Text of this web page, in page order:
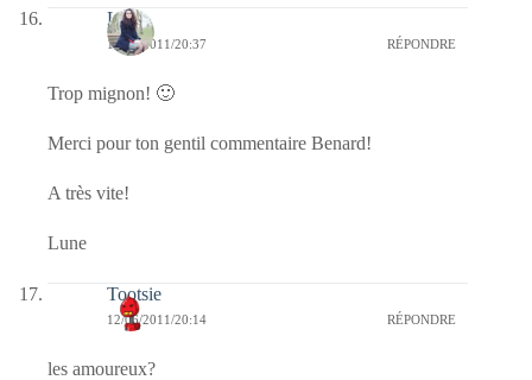
Lune
12/06/2011/20:37 RÉPONDRE
Trop mignon! 🙂
Merci pour ton gentil commentaire Benard!
A très vite!
Lune
Tootsie
12/06/2011/20:14 RÉPONDRE
les amoureux?